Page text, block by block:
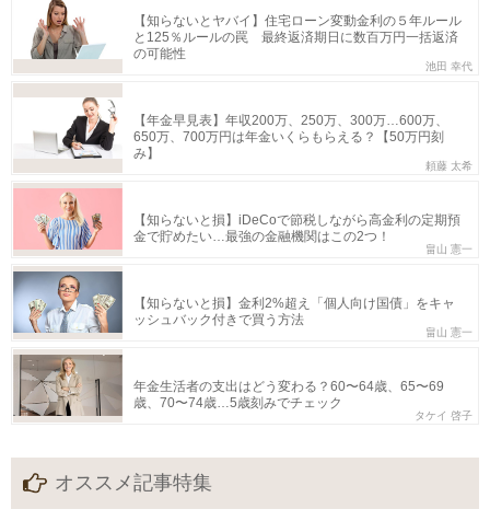
【知らないとヤバイ】住宅ローン変動金利の５年ルール
と125％ルールの罠 最終返済期日に数百万円一括返済
の可能性
池田 幸代
【年金早見表】年収200万、250万、300万…600万、
650万、700万円は年金いくらもらえる？【50万円刻
み】
頼藤 太希
【知らないと損】iDeCoで節税しながら高金利の定期預
金で貯めたい…最強の金融機関はこの2つ！
畠山 憲一
【知らないと損】金利2%超え「個人向け国債」をキャ
ッシュバック付きで買う方法
畠山 憲一
年金生活者の支出はどう変わる？60〜64歳、65〜69
歳、70〜74歳…5歳刻みでチェック
タケイ 啓子
オススメ記事特集